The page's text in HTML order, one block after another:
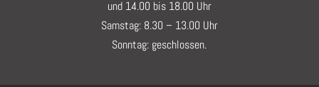
und 14.00 bis 18.00 Uhr
Samstag: 8.30 – 13.00 Uhr
Sonntag: geschlossen.